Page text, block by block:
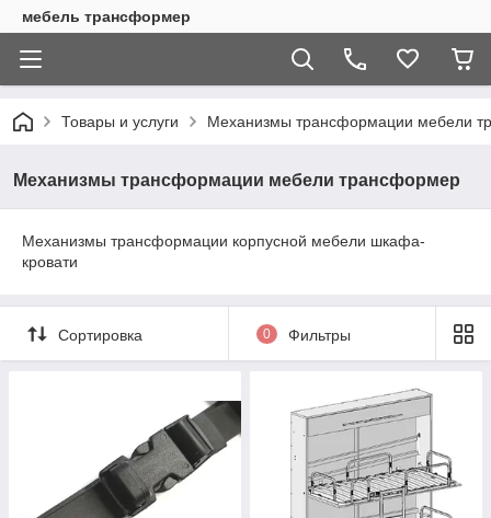
мебель трансформер
Товары и услуги Механизмы трансформации мебели
Механизмы трансформации мебели трансформер
Механизмы трансформации корпусной мебели шкафа-
кровати
Сортировка 0 Фильтры